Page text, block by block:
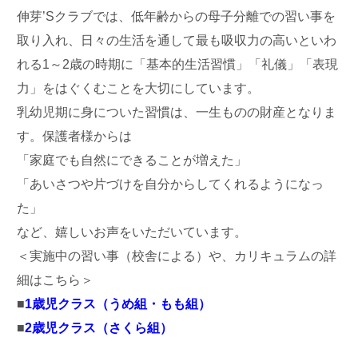
伸芽’Sクラブでは、低年齢からの母子分離での習い事を
取り入れ、日々の生活を通して最も吸収力の高いといわ
れる1～2歳の時期に「基本的生活習慣」「礼儀」「表現
力」をはぐくむことを大切にしています。
乳幼児期に身についた習慣は、一生ものの財産となりま
す。保護者様からは
「家庭でも自然にできることが増えた」
「あいさつや片づけを自分からしてくれるようになっ
た」
など、嬉しいお声をいただいています。
＜実施中の習い事（校舎による）や、カリキュラムの詳
細はこちら＞
■1歳児クラス（うめ組・もも組）
■2歳児クラス（さくら組）